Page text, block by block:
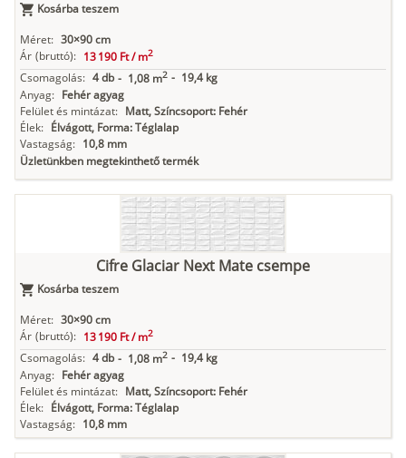
Kosárba teszem
Méret: 30×90 cm
Ár (bruttó): 13 190 Ft /m2
Csomagolás: 4 db - 1,08 m2 - 19,4 kg
Anyag: Fehér agyag
Felület és mintázat: Matt, Színcsoport: Fehér
Élek: Élvágott, Forma: Téglalap
Vastagság: 10,8 mm
Üzletünkben megtekinthető termék
Cifre Glaciar Next Mate csempe
Kosárba teszem
Méret: 30×90 cm
Ár (bruttó): 13 190 Ft /m2
Csomagolás: 4 db - 1,08 m2 - 19,4 kg
Anyag: Fehér agyag
Felület és mintázat: Matt, Színcsoport: Fehér
Élek: Élvágott, Forma: Téglalap
Vastagság: 10,8 mm